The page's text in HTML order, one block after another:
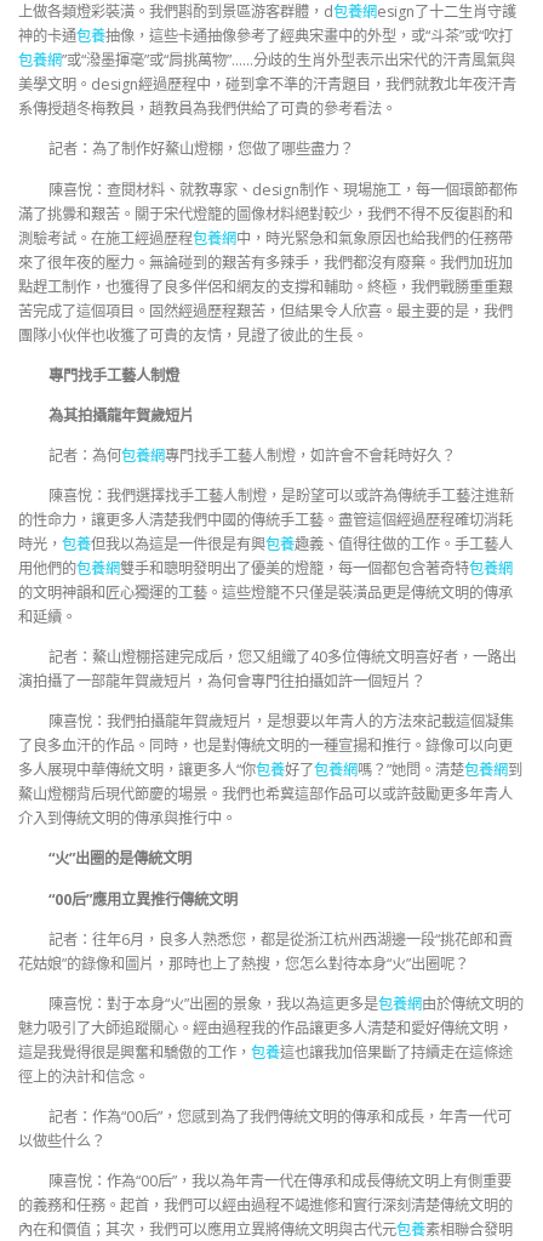
上做各類燈彩裝潢。我們斟酌到景區游客群體，d包養網esign了十二生肖守護
神的卡通包養抽像，這些卡通抽像參考了經典宋畫中的外型，或“斗茶”或“吹打
包養網”或“潑墨揮毫”或“肩挑萬物”……分歧的生肖外型表示出宋代的汗青風氣與
美學文明。design經過歷程中，碰到拿不準的汗青題目，我們就教北年夜汗青
系傳授趙冬梅教員，趙教員為我們供給了可貴的參考看法。
記者：為了制作好鰲山燈棚，您做了哪些盡力？
陳喜悅：查閱材料、就教專家、design制作、現場施工，每一個環節都佈
滿了挑釁和艱苦。關于宋代燈籠的圖像材料絕對較少，我們不得不反復斟酌和
測驗考試。在施工經過歷程包養網中，時光緊急和氣象原因也給我們的任務帶
來了很年夜的壓力。無論碰到的艱苦有多辣手，我們都沒有廢棄。我們加班加
點趕工制作，也獲得了良多伴侶和網友的支撐和輔助。終極，我們戰勝重重艱
苦完成了這個項目。固然經過歷程艱苦，但結果令人欣喜。最主要的是，我們
團隊小伙伴也收獲了可貴的友情，見證了彼此的生長。
專門找手工藝人制燈
為其拍攝龍年賀歲短片
記者：為何包養網專門找手工藝人制燈，如許會不會耗時好久？
陳喜悅：我們選擇找手工藝人制燈，是盼望可以或許為傳統手工藝注進新
的性命力，讓更多人清楚我們中國的傳統手工藝。盡管這個經過歷程確切消耗
時光， 包養但我以為這是一件很是有興包養趣義、值得往做的工作。手工藝人
用他們的包養網雙手和聰明發明出了優美的燈籠，每一個都包含著奇特包養網
的文明神韻和匠心獨運的工藝。這些燈籠不只僅是裝潢品更是傳統文明的傳承
和延續。
記者：鰲山燈棚搭建完成后，您又組織了40多位傳統文明喜好者，一路出
演拍攝了一部龍年賀歲短片，為何會專門往拍攝如許一個短片？
陳喜悅：我們拍攝龍年賀歲短片，是想要以年青人的方法來記載這個凝集
了良多血汗的作品。同時，也是對傳統文明的一種宣揚和推行。錄像可以向更
多人展現中華傳統文明，讓更多人“你包養好了包養網嗎？”她問。清楚包養網到
鰲山燈棚背后現代節慶的場景。我們也希冀這部作品可以或許鼓勵更多年青人
介入到傳統文明的傳承與推行中。
“火”出圈的是傳統文明
“00后”應用立異推行傳統文明
記者：往年6月，良多人熟悉您，都是從浙江杭州西湖邊一段“挑花郎和賣
花姑娘”的錄像和圖片，那時也上了熱搜，您怎么對待本身“火”出圈呢？
陳喜悅：對于本身“火”出圈的景象，我以為這更多是包養網由於傳統文明的
魅力吸引了大師追蹤關心。經由過程我的作品讓更多人清楚和愛好傳統文明，
這是我覺得很是興奮和驕傲的工作， 包養這也讓我加倍果斷了持續走在這條途
徑上的決計和信念。
記者：作為“00后”，您感到為了我們傳統文明的傳承和成長，年青一代可
以做些什么？
陳喜悅：作為“00后”，我以為年青一代在傳承和成長傳統文明上有側重要
的義務和任務。起首，我們可以經由過程不竭進修和實行深刻清楚傳統文明的
內在和價值；其次，我們可以應用立異將傳統文明與古代元包養素相聯合發明